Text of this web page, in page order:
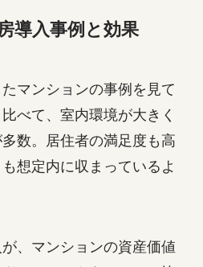
導入事例と効果
マンションの事例を見て
べて、室内環境が大きく
数。居住者の満足度も高
想定内に収まっているよ
、マンションの資産価値